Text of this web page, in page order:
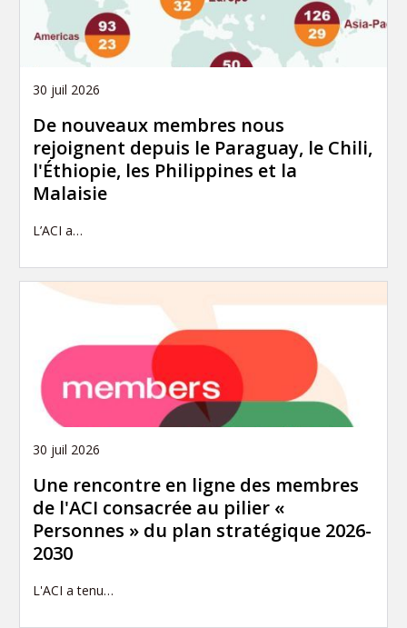
30 juil 2026
De nouveaux membres nous
rejoignent depuis le Paraguay, le Chili,
l'Éthiopie, les Philippines et la
Malaisie
L’ACI a…
30 juil 2026
Une rencontre en ligne des membres
de l'ACI consacrée au pilier «
Personnes » du plan stratégique 2026-
2030
L'ACI a tenu…